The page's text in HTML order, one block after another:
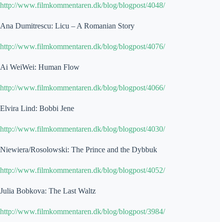
http://www.filmkommentaren.dk/blog/blogpost/4048/
Ana Dumitrescu: Licu – A Romanian Story
http://www.filmkommentaren.dk/blog/blogpost/4076/
Ai WeiWei: Human Flow
http://www.filmkommentaren.dk/blog/blogpost/4066/
Elvira Lind: Bobbi Jene
http://www.filmkommentaren.dk/blog/blogpost/4030/
Niewiera/Rosolowski: The Prince and the Dybbuk
http://www.filmkommentaren.dk/blog/blogpost/4052/
Julia Bobkova: The Last Waltz
http://www.filmkommentaren.dk/blog/blogpost/3984/